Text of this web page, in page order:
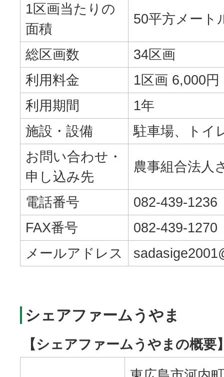
1区画当たりの
面積
50平方メート
総区画数
34区画
利用料金
1区画 6,000円
利用期間
1年
施設・設備
駐車場、トイ
お問い合わせ・
申し込み先
農事組合法人
電話番号
082-439-1236
FAX番号
082-439-1270
メールアドレス
シェアファームうやま
【シェアファームうやまの概要